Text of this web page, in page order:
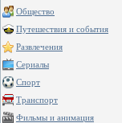
Общество
Путешествия и события
Развлечения
Сериалы
Спорт
Транспорт
Фильмы и анимация